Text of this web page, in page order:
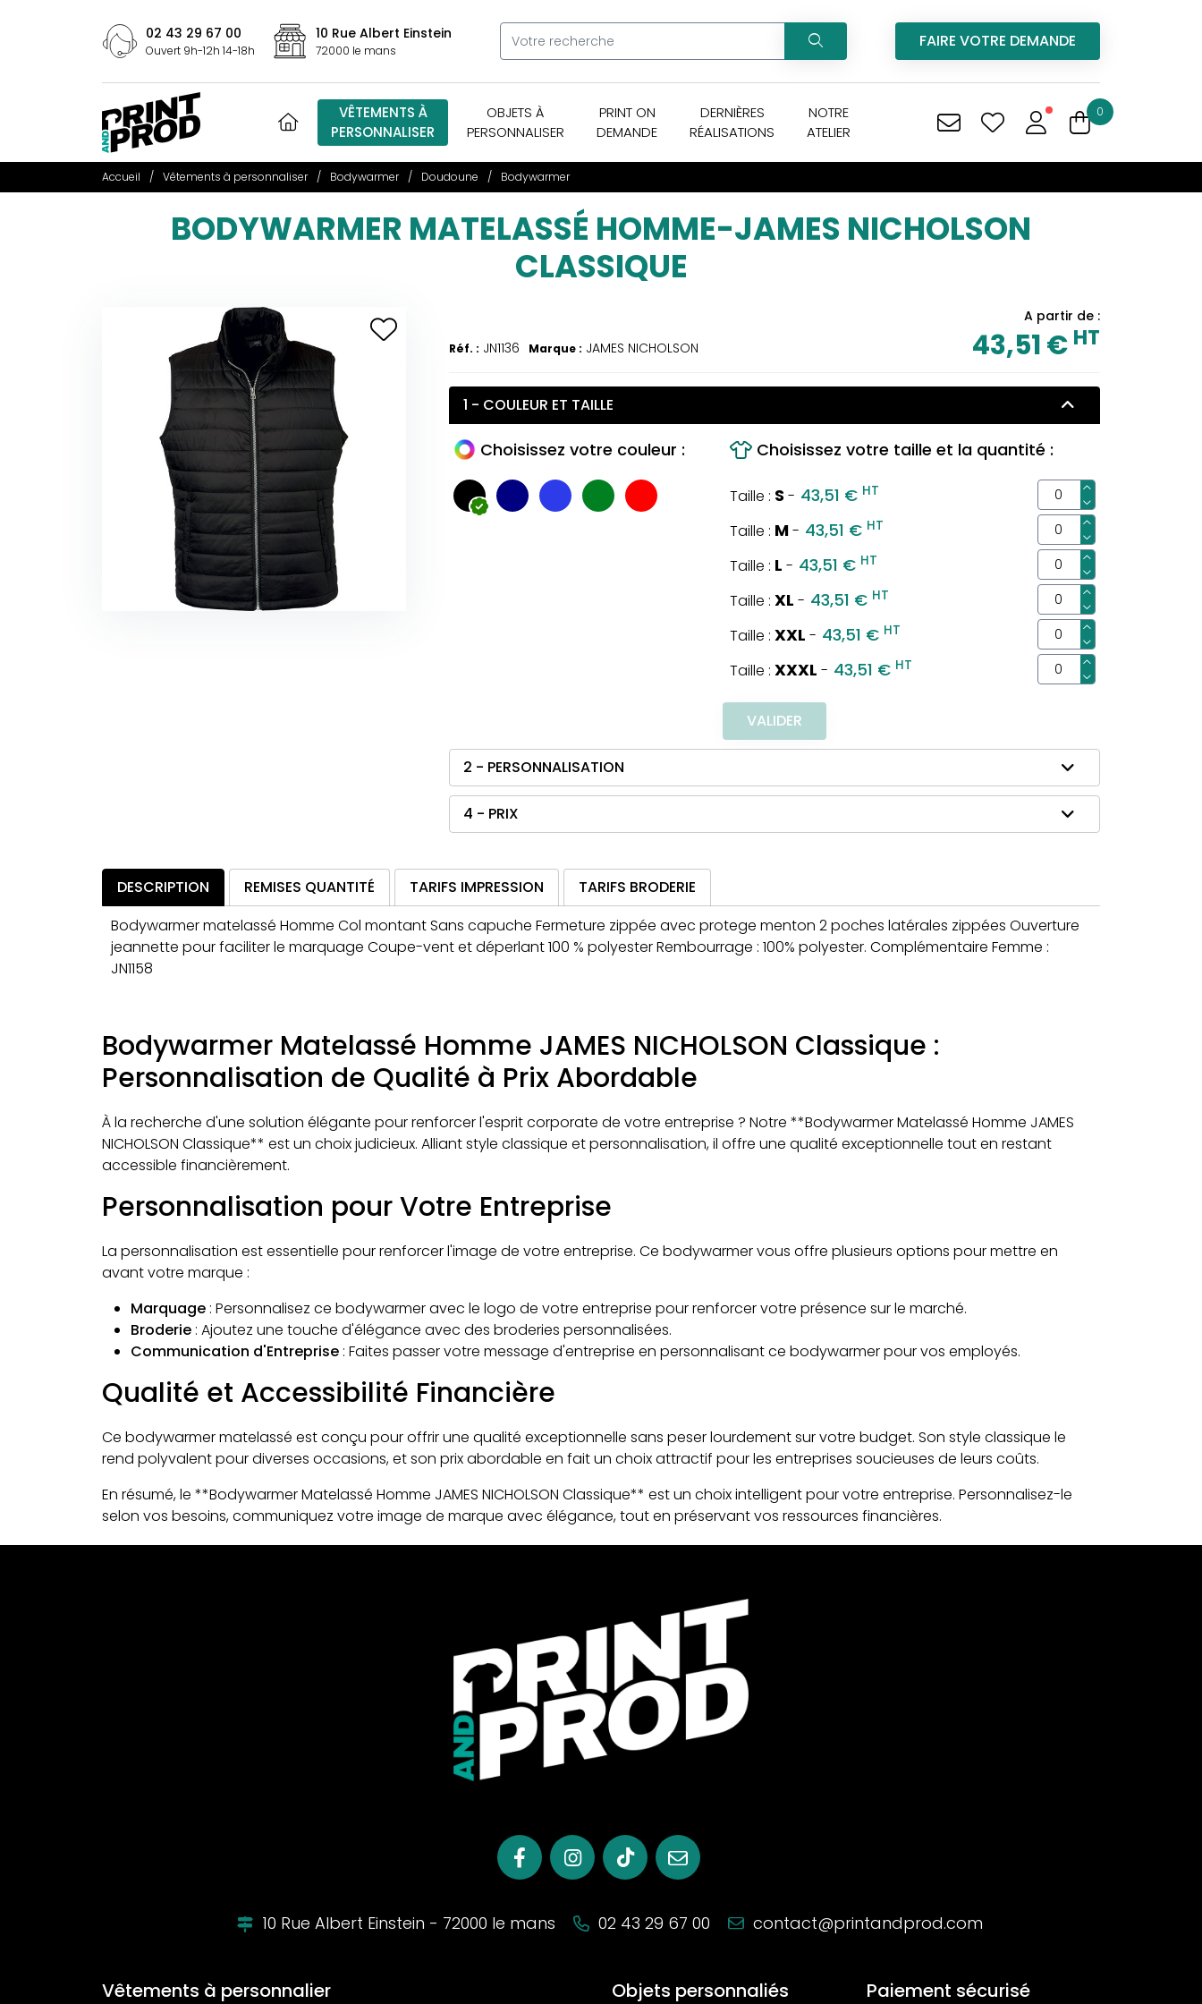
02 43 29 67 00
Ouvert 9h-12h 14-18h
10 Rue Albert Einstein
72000 le mans FAIRE VOTRE DEMANDE
0
VÊTEMENTS À
PERSONNALISER
OBJETS À
PERSONNALISER
PRINT ON
DEMANDE
DERNIÈRES
RÉALISATIONS
NOTRE
ATELIER
Accueil Vêtements à personnaliser Bodywarmer Doudoune Bodywarmer
BODYWARMER MATELASSÉ HOMME-JAMES NICHOLSON
CLASSIQUE
Réf. : JN1136 Marque : JAMES NICHOLSON
A partir de :
43,51 € HT
1 - COULEUR ET TAILLE
Choisissez votre couleur : Choisissez votre taille et la quantité :
Taille : S - 43,51 € HT
Taille : M- 43,51 € HT
Taille : L - 43,51 € HT
Taille :XL - 43,51 € HT
Taille :XXL - 43,51 € HT
Taille :XXXL - 43,51 € HT
VALIDER
2 - PERSONNALISATION
4 - PRIX
DESCRIPTION REMISES QUANTITÉ TARIFS IMPRESSION
TARIFS BRODERIE
Bodywarmer matelassé Homme Col montant Sans capuche Fermeture zippée avec protege menton 2 poches latérales zippées Ouverture
jeannette pour faciliter le marquage Coupe-vent et déperlant 100 % polyester Rembourrage : 100% polyester. Complémentaire Femme :
JN1158
Bodywarmer Matelassé Homme JAMES NICHOLSON Classique :
Personnalisation de Qualité à Prix Abordable
À la recherche d'une solution élégante pour renforcer l'esprit corporate de votre entreprise ? Notre **Bodywarmer Matelassé Homme JAMES
NICHOLSON Classique** est un choix judicieux. Alliant style classique et personnalisation, il offre une qualité exceptionnelle tout en restant
accessible financièrement.
Personnalisation pour Votre Entreprise
La personnalisation est essentielle pour renforcer l'image de votre entreprise. Ce bodywarmer vous offre plusieurs options pour mettre en
avant votre marque :
Marquage : Personnalisez ce bodywarmer avec le logo de votre entreprise pour renforcer votre présence sur le marché.
Broderie : Ajoutez une touche d'élégance avec des broderies personnalisées.
Communication d'Entreprise : Faites passer votre message d'entreprise en personnalisant ce bodywarmer pour vos employés.
Qualité et Accessibilité Financière
Ce bodywarmer matelassé est conçu pour offrir une qualité exceptionnelle sans peser lourdement sur votre budget. Son style classique le
rend polyvalent pour diverses occasions, et son prix abordable en fait un choix attractif pour les entreprises soucieuses de leurs coûts.
En résumé, le **Bodywarmer Matelassé Homme JAMES NICHOLSON Classique** est un choix intelligent pour votre entreprise. Personnalisez-le
selon vos besoins, communiquez votre image de marque avec élégance, tout en préservant vos ressources financières.
10 Rue Albert Einstein - 72000 le mans 02 43 29 67 00 contact@printandprod.com
Vêtements à personnalier Objets personnaliés Paiement sécurisé